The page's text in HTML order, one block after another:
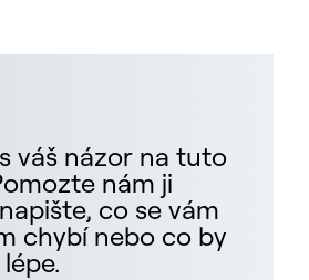
váš názor na tuto
nám ji
co se vám
chybí nebo co by